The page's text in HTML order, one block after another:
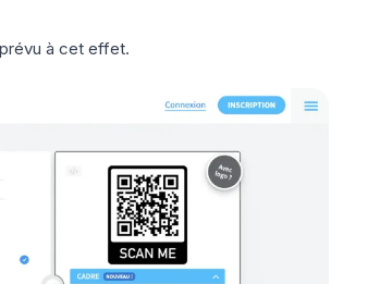
à cet effet.